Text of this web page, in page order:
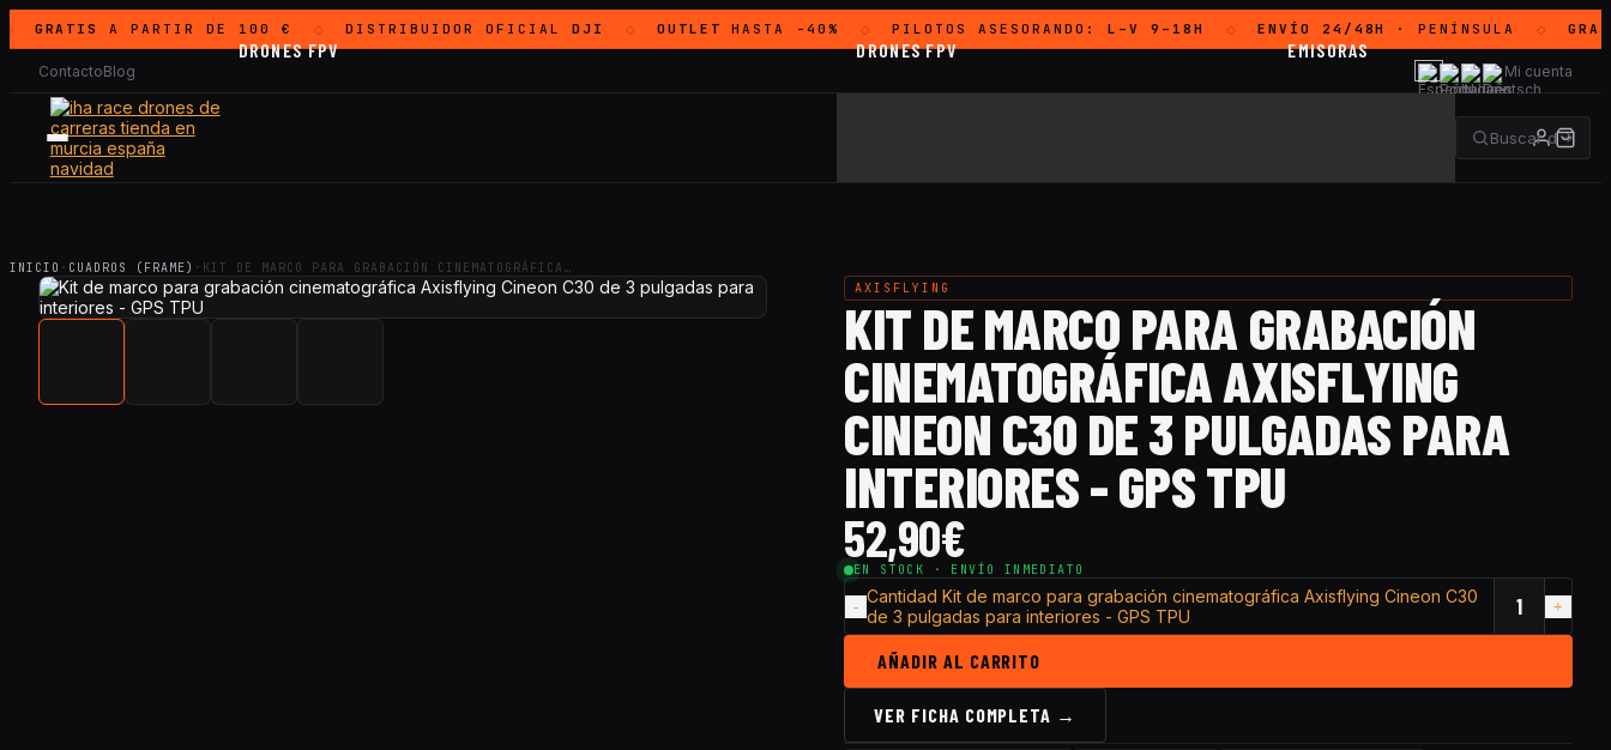
GRATISA PARTIR DE 100 € DISTRIBUIDOR OFICIALDJI OUTLETHASTA -40% PILOTOS ASESORANDO:L–V 9–18H ENVÍO 24/48H· PENÍNSULA
ContactoBlog Mi cuenta
DRONES FPV EMISORAS
DRONES FPV
INICIO · CUADROS (FRAME) · KIT DE MARCO PARA GRABACIÓN CINEMATOGRÁFICA…
AXISFLYING
KIT DE MARCO PARA GRABACIÓN
CINEMATOGRÁFICA AXISFLYING
CINEON C30 DE 3 PULGADAS PARA
INTERIORES - GPS TPU
52,90€
EN STOCK · ENVÍO INMEDIATO
Cantidad Kit de marco para grabación cinematográfica Axisflying Cineon C30
de 3 pulgadas para interiores - GPS TPU
AÑADIR AL CARRITO
VER FICHA COMPLETA →